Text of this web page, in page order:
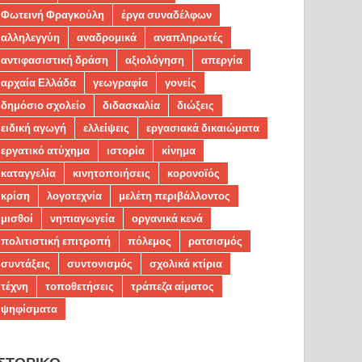
Φωτεινή Φραγκούλη
έργα συναδέλφων
αλληλεγγύη
αναδρομικά
αναπληρωτές
αντιφασιστική δράση
αξιολόγηση
απεργία
αρχαία Ελλάδα
γεωγραφία
γονείς
δημόσιο σχολείο
διδασκαλία
διώξεις
ειδική αγωγή
ελλείψεις
εργασιακά δικαιώματα
εργατικό ατύχημα
ιστορία
κίνημα
καταγγελία
κινητοποιήσεις
κορονοϊός
κρίση
λογοτεχνία
μελέτη περιβάλλοντος
μισθοί
νηπιαγωγεία
οργανικά κενά
πολιτιστική επιτροπή
πόλεμος
ρατσισμός
συντάξεις
συντονισμός
σχολικά κτίρια
τέχνη
τοποθετήσεις
τράπεζα αίματος
ψηφίσματα